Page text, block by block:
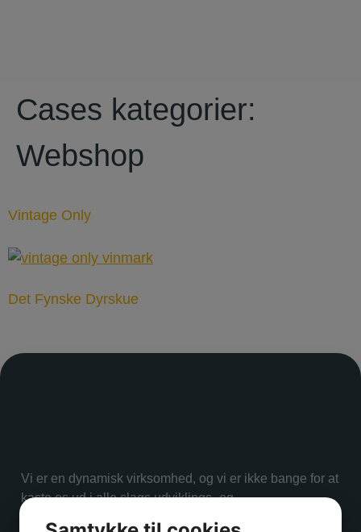
Cases kategorier:
Webshop
Vintage Only
Det Fynske Dyrskue
Vi er en dynamisk virksomhed, og vi er ikke bange for at
kaste os ud i alle slags udviklings- og